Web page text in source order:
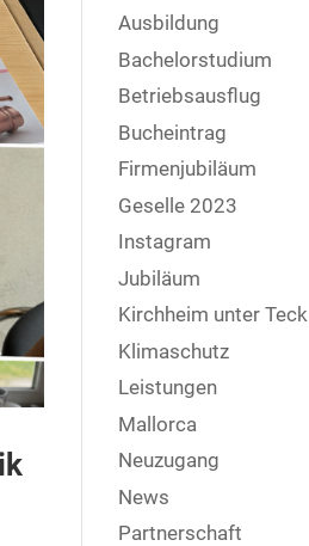
Ausbildung
Bachelorstudium
Betriebsausflug
Bucheintrag
Firmenjubiläum
Geselle 2023
Instagram
Jubiläum
Kirchheim unter Teck
Klimaschutz
Leistungen
Mallorca
Neuzugang
News
Partnerschaft